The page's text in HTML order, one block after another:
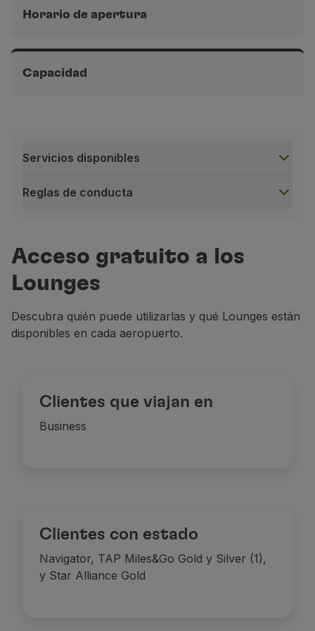
Horario de apertura
pública, antes del control de seguridad.
Capacidad
Servicios disponibles
Reglas de conducta
Acceso gratuito a los
Lounges
Descubra quién puede utilizarlas y qué Lounges están
disponibles en cada aeropuerto.
Clientes que viajan en
Business
Clientes con estado
Navigator, TAP Miles&Go Gold y Silver (1),
y Star Alliance Gold